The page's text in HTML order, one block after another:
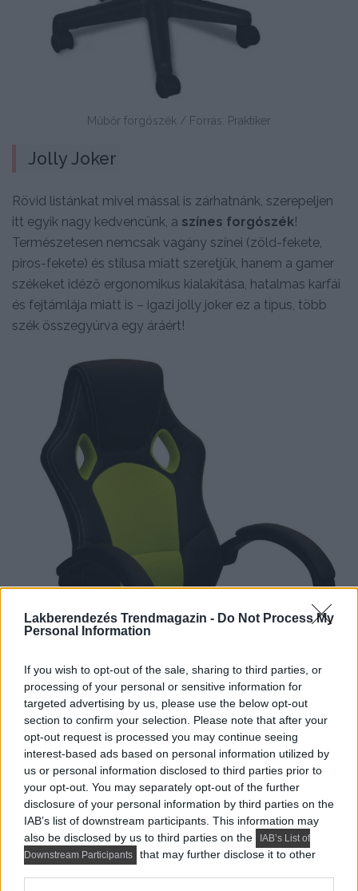
Lakberendezés Trendmagazin - Do Not Process My
Personal Information
If you wish to opt-out of the sale, sharing to third parties, or
processing of your personal or sensitive information for
targeted advertising by us, please use the below opt-out
section to confirm your selection. Please note that after your
opt-out request is processed you may continue seeing
interest-based ads based on personal information utilized by
us or personal information disclosed to third parties prior to
your opt-out. You may separately opt-out of the further
disclosure of your personal information by third parties on the
IAB’s list of downstream participants. This information may
also be disclosed by us to third parties on the
IAB’s List of
Downstream Participants
that may further disclose it to other
Műbőr forgószék / Forrás: Praktiker
Jolly Joker
Rövid listánkat mivel mással is zárhatnánk, szerepeljen
itt egyik nagy kedvencünk, a színes forgószék!
Természetesen nemcsak vagány színei (zöld-fekete,
piros-fekete) és stílusa miatt szeretjük, hanem a gamer
székeket idéző ergonomikus kialakítása, hatalmas karfái
és fejtámlája miatt is – igazi jolly joker ez a típus, több
szék összegyúrva egy áráért!